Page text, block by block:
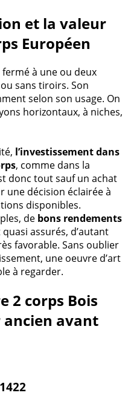
et la valeur
Européen
à une ou deux
sans tiroirs. Son
selon son usage. On
horizontaux, à niches,
l’investissement dans
, comme dans la
donc tout sauf un achat
une décision éclairée à
disponibles.
de bons rendements
assurés, d’autant
favorable. Sans oublier
une oeuvre d’art
à regarder.
2 corps Bois
avant